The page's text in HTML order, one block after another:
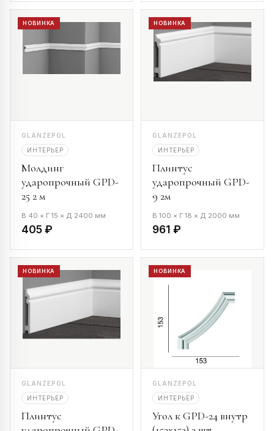
НОВИНКА
GLANZEPOL
ИНТЕРЬЕР
Молдинг
ударопрочный GPD-
25 2 м
В 40 × Г 15 × Д 2400 мм
405 ₽
НОВИНКА
GLANZEPOL
ИНТЕРЬЕР
Плинтус
ударопрочный GPD-
9 2м
В 100 × Г 18 × Д 2000 мм
961 ₽
НОВИНКА
GLANZEPOL
ИНТЕРЬЕР
Плинтус
НОВИНКА
GLANZEPOL
ИНТЕРЬЕР
Угол к GPD-24 внутр